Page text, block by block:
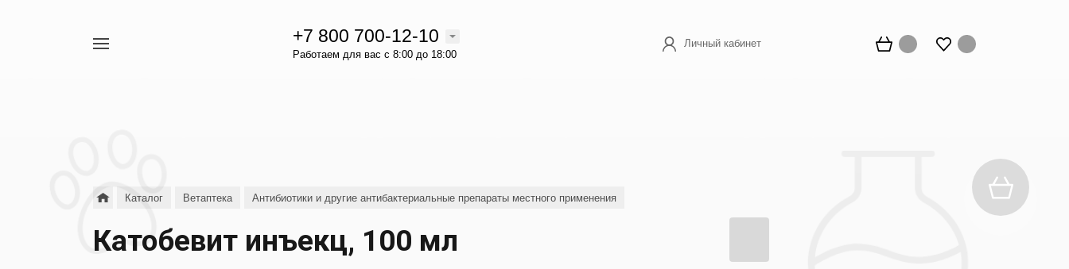
+7 800 700-12-10
Работаем для вас с 8:00 до 18:00
Личный кабинет
Каталог Ветаптека Антибиотики и другие антибактериальные препараты местного применения
Катобевит инъекц, 100 мл